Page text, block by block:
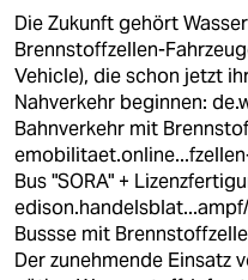
Die Zukunft gehört
Brennstoffzellen-
Vehicle), die schon jetzt
Nahverkehr beginnen:
Bahnverkehr mit
Bus "SORA" +
Bussse mit
Der zunehmende Einsatz